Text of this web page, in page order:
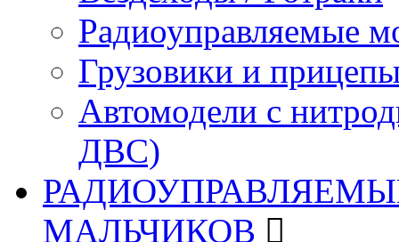
Радиоуправляемые
Грузовики и
Автомодели с
ДВС)
МАЛЬЧИКОВ